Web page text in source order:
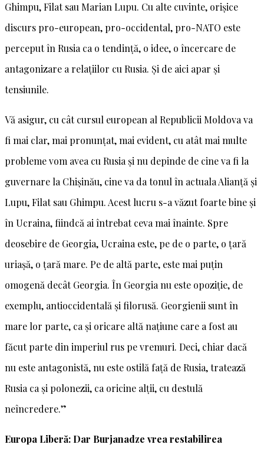
Ghimpu, Filat sau Marian Lupu. Cu alte cuvinte, orișice
discurs pro-european, pro-occidental, pro-NATO este
perceput în Rusia ca o tendință, o idee, o încercare de
antagonizare a relațiilor cu Rusia. Și de aici apar și
tensiunile.
Vă asigur, cu cât cursul european al Republicii Moldova va
fi mai clar, mai pronunțat, mai evident, cu atât mai multe
probleme vom avea cu Rusia și nu depinde de cine va fi la
guvernare la Chișinău, cine va da tonul în actuala Alianță și
Lupu, Filat sau Ghimpu. Acest lucru s-a văzut foarte bine și
în Ucraina, fiindcă ai întrebat ceva mai înainte. Spre
deosebire de Georgia, Ucraina este, pe de o parte, o țară
uriașă, o țară mare. Pe de altă parte, este mai puțin
omogenă decât Georgia. În Georgia nu este opoziție, de
exemplu, antioccidentală și filorusă. Georgienii sunt în
mare lor parte, ca și oricare altă națiune care a fost au
făcut parte din imperiul rus pe vremuri. Deci, chiar dacă
nu este antagonistă, nu este ostilă față de Rusia, tratează
Rusia ca și polonezii, ca oricine alții, cu destulă
neîncredere.”
Europa Liberă: Dar Burjanadze vrea restabilirea